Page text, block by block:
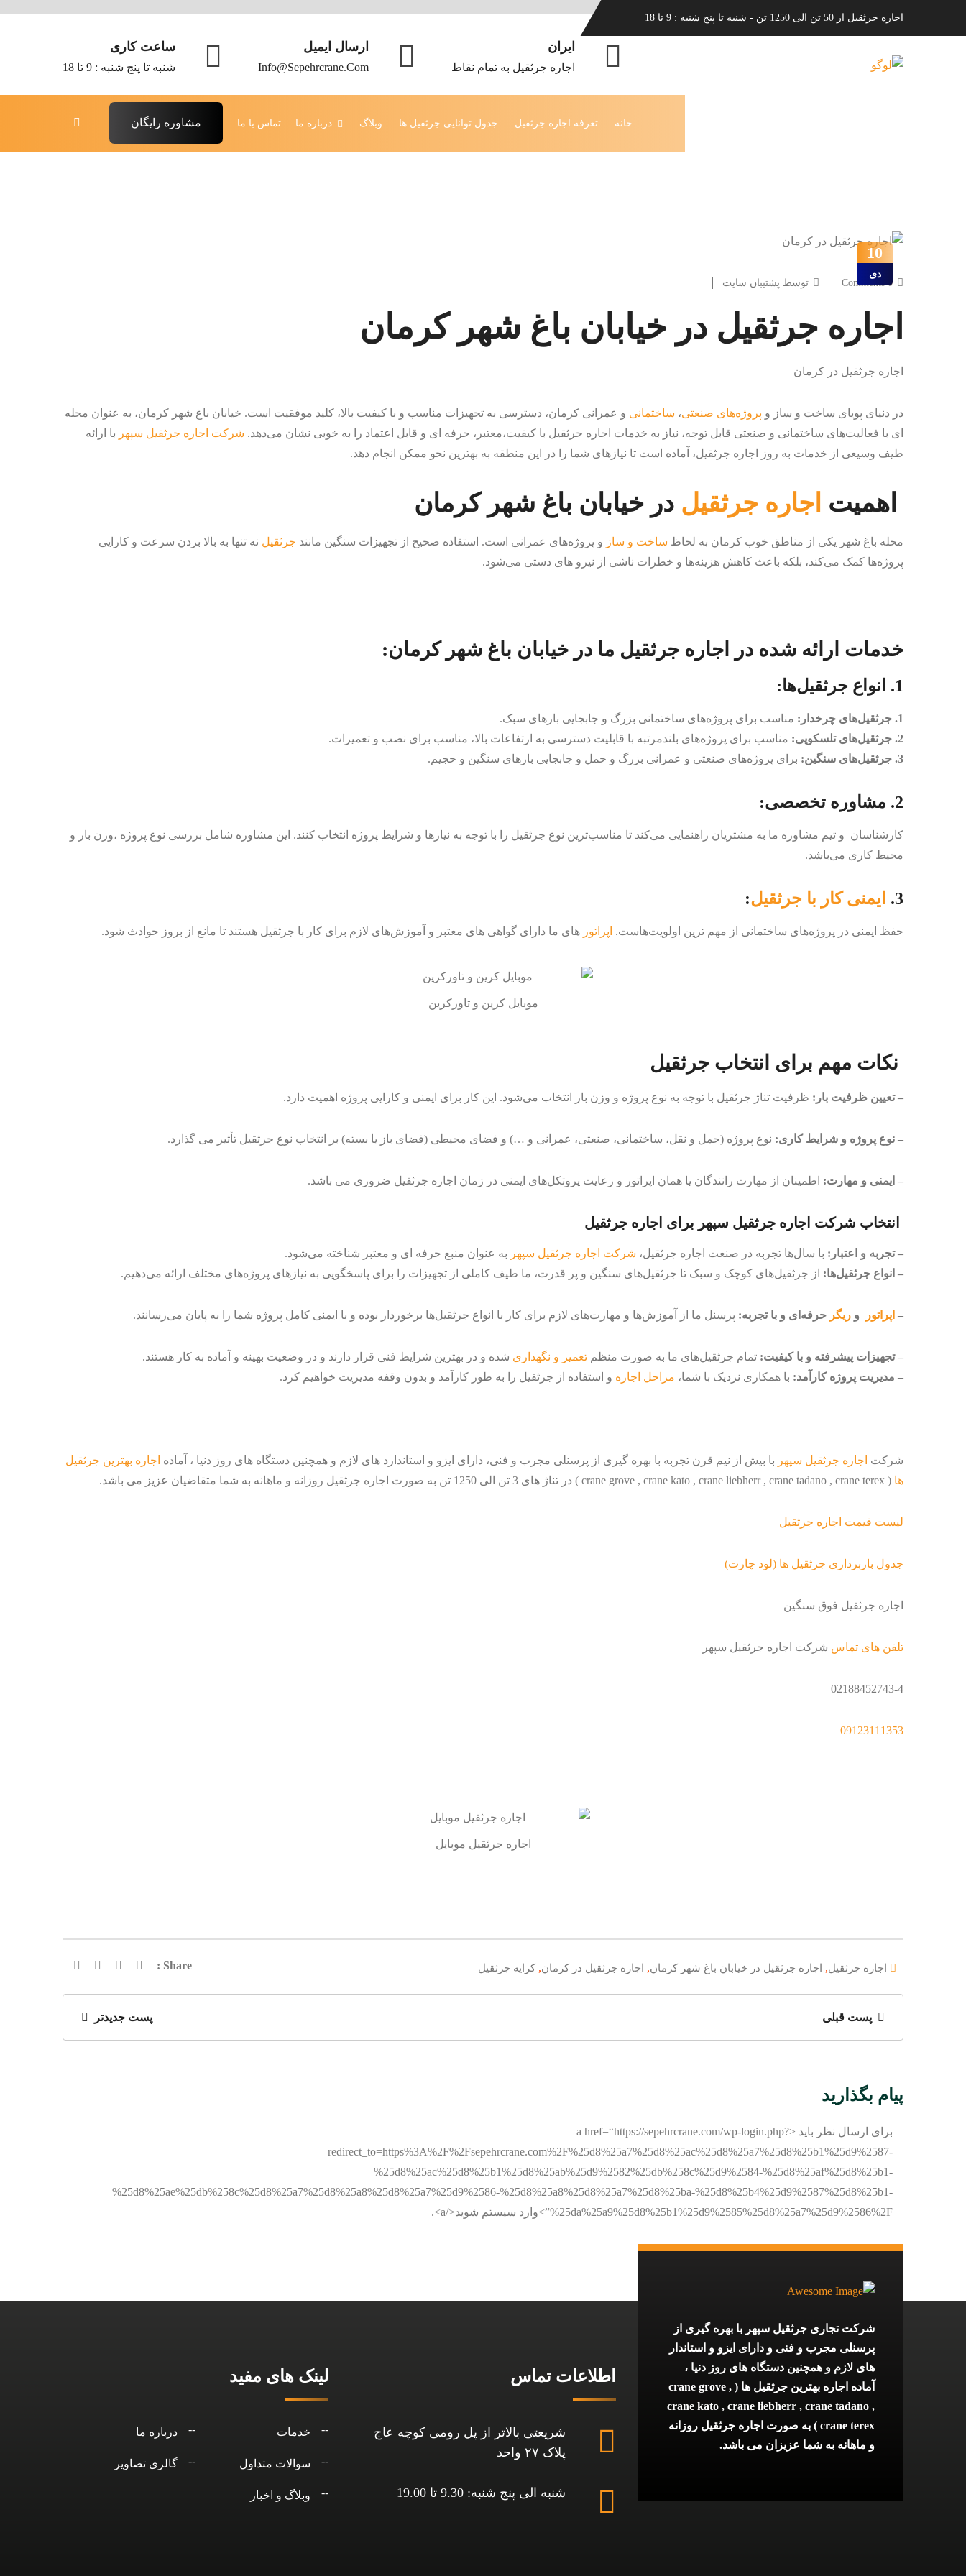
اجاره جرثقیل از 50 تن الی 1250 تن - شنبه تا پنج شنبه : 9 تا 18
ایران
اجاره جرثقیل به تمام نقاط
ارسال ایمیل
Info@sepehrcrane.com
ساعت کاری
شنبه تا پنج شنبه : 9 تا 18
خانه تعرفه اجاره جرثقیل جدول توانایی جرثقیل ها وبلاگ درباره ما تماس با ما مشاوره رایگان
10
دی
0 Comments
توسط پشتیبان سایت
اجاره جرثقیل در خیابان باغ شهر کرمان
اجاره جرثقیل در کرمان
در دنیای پویای ساخت و ساز و پروژه‌های صنعتی، ساختمانی و عمرانی کرمان، دسترسی به تجهیزات مناسب و با کیفیت بالا، کلید موفقیت است. خیابان باغ شهر کرمان، به عنوان محله
ای با فعالیت‌های ساختمانی و صنعتی قابل توجه، نیاز به خدمات اجاره جرثقیل با کیفیت،معتبر، حرفه ای و قابل اعتماد را به خوبی نشان می‌دهد. شرکت اجاره جرثقیل سپهر با ارائه
طیف وسیعی از خدمات به روز اجاره جرثقیل، آماده است تا نیازهای شما را در این منطقه به بهترین نحو ممکن انجام دهد.
اهمیت اجاره جرثقیل در خیابان باغ شهر کرمان
محله باغ شهر یکی از مناطق خوب کرمان به لحاظ ساخت و ساز و پروژه‌های عمرانی است. استفاده صحیح از تجهیزات سنگین مانند جرثقیل نه تنها به بالا بردن سرعت و کارایی
پروژه‌ها کمک می‌کند، بلکه باعث کاهش هزینه‌ها و خطرات ناشی از نیرو های دستی می‌شود.
خدمات ارائه شده در اجاره جرثقیل ما در خیابان باغ شهر کرمان:
1. انواع جرثقیل‌ها:
1. جرثقیل‌های چرخدار:
مناسب برای پروژه‌های ساختمانی بزرگ و جابجایی بارهای سبک.
2. جرثقیل‌های تلسکوپی:
مناسب برای پروژه‌های بلندمرتبه با قابلیت دسترسی به ارتفاعات بالا، مناسب برای نصب و تعمیرات.
3. جرثقیل‌های سنگین:
برای پروژه‌های صنعتی و عمرانی بزرگ و حمل و جابجایی بارهای سنگین و حجیم.
2. مشاوره تخصصی:
کارشناسان و تیم مشاوره ما به مشتریان راهنمایی می‌کند تا مناسب‌ترین نوع جرثقیل را با توجه به نیازها و شرایط پروژه انتخاب کنند. این مشاوره شامل بررسی نوع پروژه ،وزن بار و
محیط کاری می‌باشد.
3. ایمنی کار با جرثقیل:
حفظ ایمنی در پروژه‌های ساختمانی از مهم ترین اولویت‌هاست. اپراتور های ما دارای گواهی های معتبر و آموزش‌های لازم برای کار با جرثقیل هستند تا مانع از بروز حوادث شود.
موبایل کرین و تاورکرین
نکات مهم برای انتخاب جرثقیل
– تعیین ظرفیت بار: ظرفیت تناژ جرثقیل با توجه به نوع پروژه و وزن بار انتخاب می‌شود. این کار برای ایمنی و کارایی پروژه اهمیت دارد.
– نوع پروژه و شرایط کاری: نوع پروژه (حمل و نقل، ساختمانی، صنعتی، عمرانی و …) و فضای محیطی (فضای باز یا بسته) بر انتخاب نوع جرثقیل تأثیر می گذارد.
– ایمنی و مهارت: اطمینان از مهارت رانندگان یا همان اپراتور و رعایت پروتکل‌های ایمنی در زمان اجاره جرثقیل ضروری می باشد.
انتخاب شرکت اجاره جرثقیل سپهر برای اجاره جرثقیل
– تجربه و اعتبار: با سال‌ها تجربه در صنعت اجاره جرثقیل، شرکت اجاره جرثقیل سپهر به عنوان منبع حرفه ای و معتبر شناخته می‌شود.
– انواع جرثقیل‌ها: از جرثقیل‌های کوچک و سبک تا جرثقیل‌های سنگین و پر قدرت، ما طیف کاملی از تجهیزات را برای پاسخگویی به نیازهای پروژه‌های مختلف ارائه می‌دهیم.
– اپراتور و ریگر حرفه‌ای و با تجربه: پرسنل ما از آموزش‌ها و مهارت‌های لازم برای کار با انواع جرثقیل‌ها برخوردار بوده و با ایمنی کامل پروژه شما را به پایان می‌رسانند.
– تجهیزات پیشرفته و با کیفیت: تمام جرثقیل‌های ما به صورت منظم تعمیر و نگهداری شده و در بهترین شرایط فنی قرار دارند و در وضعیت بهینه و آماده به کار هستند.
– مدیریت پروژه کارآمد: با همکاری نزدیک با شما، مراحل اجاره و استفاده از جرثقیل را به طور کارآمد و بدون وقفه مدیریت خواهیم کرد.
شرکت اجاره جرثقیل سپهر با بیش از نیم قرن تجربه با بهره گیری از پرسنلی مجرب و فنی، دارای ایزو و استاندارد های لازم و همچنین دستگاه های روز دنیا ، آماده اجاره بهترین جرثقیل
ها ( crane grove , crane kato , crane liebherr , crane tadano , crane terex ) در تناژ های 3 تن الی 1250 تن به صورت اجاره جرثقیل روزانه و ماهانه به شما متقاضیان عزیز می باشد.
لیست قیمت اجاره جرثقیل
جدول باربرداری جرثقیل ها (لود چارت)
اجاره جرثقیل فوق سنگین
تلفن های تماس شرکت اجاره جرثقیل سپهر
02188452743-4
09123111353
اجاره جرثقیل موبایل
اجاره جرثقیل, اجاره جرثقیل در خیابان باغ شهر کرمان, اجاره جرثقیل در کرمان, کرایه جرثقیل Share :
پست قبلی پست جدیدتر
پیام بگذارید
برای ارسال نظر باید <a href=“https://sepehrcrane.com/wp-login.php?
redirect_to=https%3A%2F%2Fsepehrcrane.com%2F%25d8%25a7%25d8%25ac%25d8%25a7%25d8%25b1%25d9%2587-
%25d8%25ac%25d8%25b1%25d8%25ab%25d9%2582%25db%258c%25d9%2584-%25d8%25af%25d8%25b1-
%25d8%25ae%25db%258c%25d8%25a7%25d8%25a8%25d8%25a7%25d9%2586-%25d8%25a8%25d8%25a7%25d8%25ba-%25d8%25b4%25d9%2587%25d8%25b1-
%25da%25a9%25d8%25b1%25d9%2585%25d8%25a7%25d9%2586%2F”>وارد سیستم شوید</a>.
شرکت تجاری جرثقیل سپهر با بهره گیری از
پرسنلی مجرب و فنی و دارای ایزو و استاندار
های لازم و همچنین دستگاه های روز دنیا ،
آماده اجاره بهترین جرثقیل ها ( crane grove ,
crane kato , crane liebherr , crane tadano ,
crane terex ) به صورت اجاره جرثقیل روزانه
و ماهانه به شما عزیزان می باشد.
اطلاعات تماس
شریعتی بالاتر از پل رومی کوچه عاج
پلاک ۲۷ واحد
شنبه الی پنج شنبه: 9.30 تا 19.00
لینک های مفید
خدمات درباره ما
سوالات متداول گالری تصاویر
وبلاگ و اخبار